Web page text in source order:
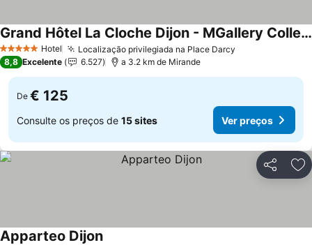
5 Estrelas Hotel Localização privilegiada na Place Darcy
Grand Hôtel La Cloche Dijon - MGallery Collection
8,8 Excelente 6.527 a 3.2 km de Mirande
De € 125
Consulte os preços de 15 sites Ver preços
Partilhar
Apparteo Dijon